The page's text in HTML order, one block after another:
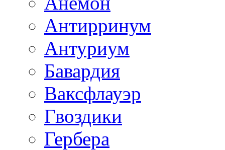
Антирринум
Антуриум
Бавардия
Ваксфлауэр
Гвоздики
Гербера